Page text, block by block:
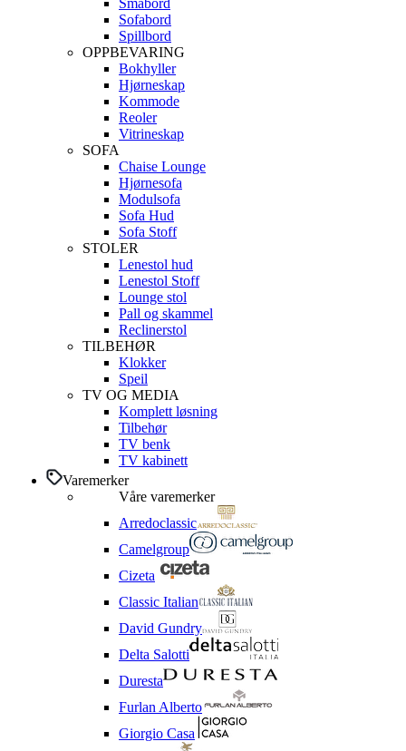
Småbord
Sofabord
Spillbord
OPPBEVARING
Bokhyller
Hjørneskap
Kommode
Reoler
Vitrineskap
SOFA
Chaise Lounge
Hjørnesofa
Modulsofa
Sofa Hud
Sofa Stoff
STOLER
Lenestol hud
Lenestol Stoff
Lounge stol
Pall og skammel
Reclinerstol
TILBEHØR
Klokker
Speil
TV OG MEDIA
Komplett løsning
Tilbehør
TV benk
TV kabinett
Varemerker
Våre varemerker
Arredoclassic
Camelgroup
Cizeta
Classic Italian
David Gundry
Delta Salotti
Duresta
Furlan Alberto
Giorgio Casa